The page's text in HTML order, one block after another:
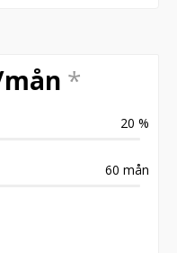
*
20 %
60 mån